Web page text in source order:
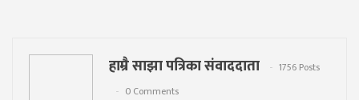
हाम्रै साझा पत्रिका संवाददाता
1756 Posts
0 Comments